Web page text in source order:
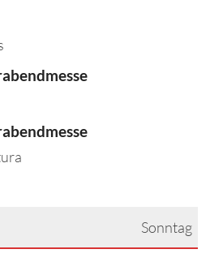
August 2026
Sonntag
August 2026